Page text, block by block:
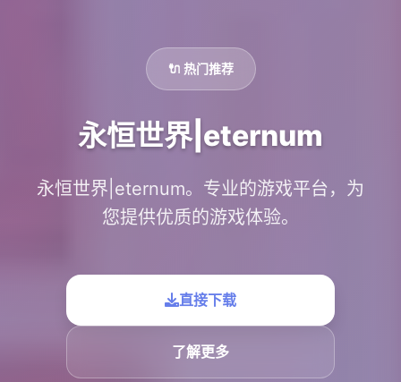
🔌 热门推荐
永恒世界|eternum
永恒世界|eternum。专业的游戏平台，为
您提供优质的游戏体验。
直接下载
了解更多